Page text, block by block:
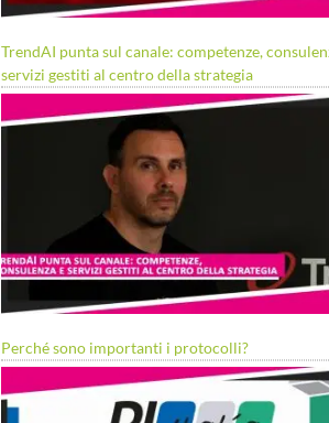
TrendAI punta sul canale: competenze,
servizi gestiti al centro della strategia
Perché sono importanti i protocolli?